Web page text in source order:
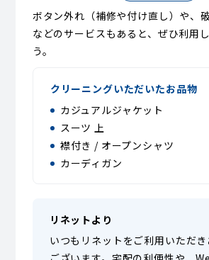
ボタン外れ（補修や付け直し）や、
などのサービスもあると、ぜひ利用
う。
クリーニングいただいたお品物
カジュアルジャケット
スーツ 上
襟付き / オープンシャツ
カーディガン
リネットより
いつもリネットをご利用いただ